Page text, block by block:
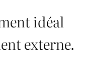
idéal
externe.